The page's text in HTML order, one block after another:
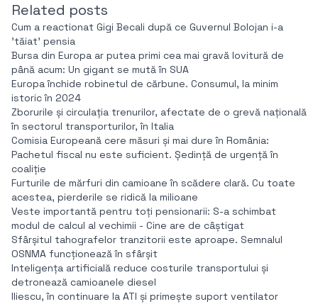
Related posts
Cum a reactionat Gigi Becali după ce Guvernul Bolojan i-a
'tăiat' pensia
Bursa din Europa ar putea primi cea mai gravă lovitură de
până acum: Un gigant se mută în SUA
Europa închide robinetul de cărbune. Consumul, la minim
istoric în 2024
Zborurile și circulația trenurilor, afectate de o grevă națională
în sectorul transporturilor, în Italia
Comisia Europeană cere măsuri și mai dure în România:
Pachetul fiscal nu este suficient. Ședință de urgență în
coaliție
Furturile de mărfuri din camioane în scădere clară. Cu toate
acestea, pierderile se ridică la milioane
Veste importantă pentru toți pensionarii: S-a schimbat
modul de calcul al vechimii - Cine are de câștigat
Sfârșitul tahografelor tranzitorii este aproape. Semnalul
OSNMA funcționează în sfârșit
Inteligența artificială reduce costurile transportului și
detronează camioanele diesel
Iliescu, în continuare la ATI și primește suport ventilator